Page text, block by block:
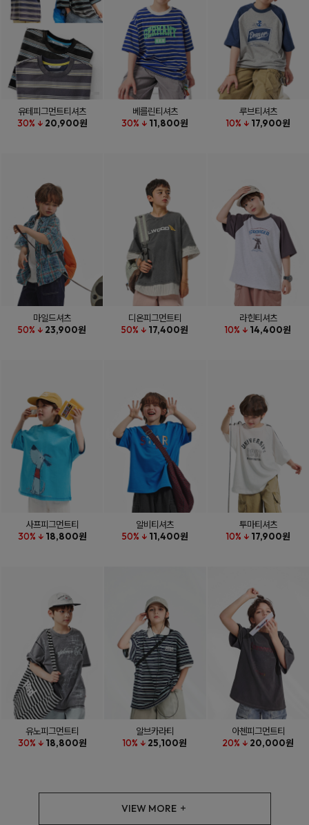
유테피그먼트티셔츠
30% ↓ 20,900원
베를린티셔츠
30% ↓ 11,800원
루브티셔츠
10% ↓ 17,900원
마일드셔츠
50% ↓ 23,900원
디온피그먼트티
50% ↓ 17,400원
라힌티셔츠
10% ↓ 14,400원
사프피그먼트티
30% ↓ 18,800원
알비티셔츠
50% ↓ 11,400원
투마티셔츠
10% ↓ 17,900원
유노피그먼트티
30% ↓ 18,800원
알브카라티
10% ↓ 25,100원
아첸피그먼트티
20% ↓ 20,000원
VIEW MORE